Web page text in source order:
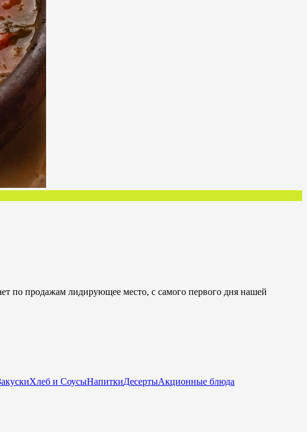
по продажам лидирующее место, с самого первого дня нашей
Хлеб и СоусыНапиткиДесертыАкционные блюда